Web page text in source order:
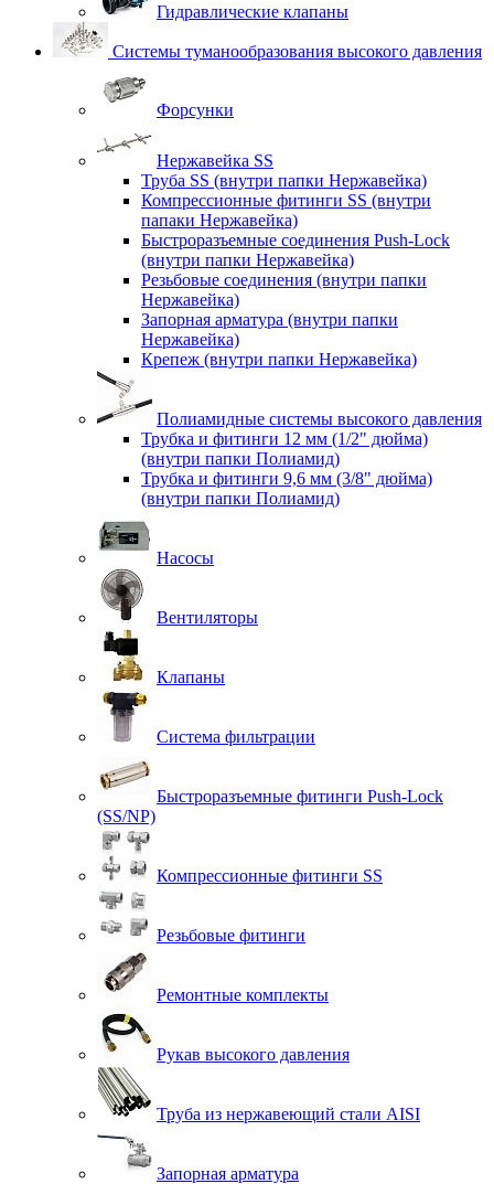
Гидравлические клапаны
Системы туманообразования высокого давления
Форсунки
Нержавейка SS
Труба SS (внутри папки Нержавейка)
Компрессионные фитинги SS (внутри
папаки Нержавейка)
Быстроразъемные соединения Push-Lock
(внутри папки Нержавейка)
Резьбовые соединения (внутри папки
Нержавейка)
Запорная арматура (внутри папки
Нержавейка)
Крепеж (внутри папки Нержавейка)
Полиамидные системы высокого давления
Трубка и фитинги 12 мм (1/2" дюйма)
(внутри папки Полиамид)
Трубка и фитинги 9,6 мм (3/8" дюйма)
(внутри папки Полиамид)
Насосы
Вентиляторы
Клапаны
Система фильтрации
Быстроразъемные фитинги Push-Lock
(SS/NP)
Компрессионные фитинги SS
Резьбовые фитинги
Ремонтные комплекты
Рукав высокого давления
Труба из нержавеющий стали AISI
Запорная арматура